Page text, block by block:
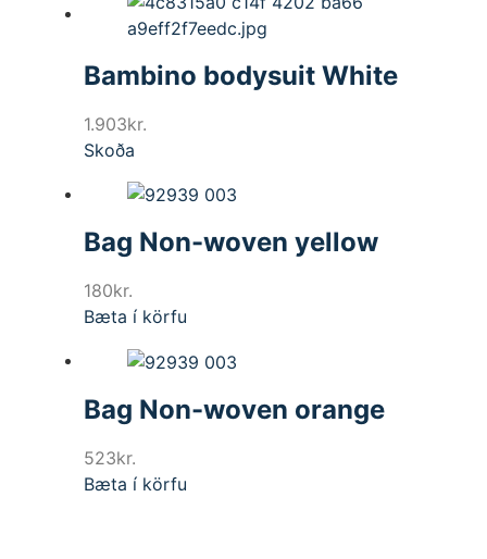
Bambino bodysuit White
1.903kr.
Skoða
Bag Non-woven yellow
180kr.
Bæta í körfu
Bag Non-woven orange
523kr.
Bæta í körfu